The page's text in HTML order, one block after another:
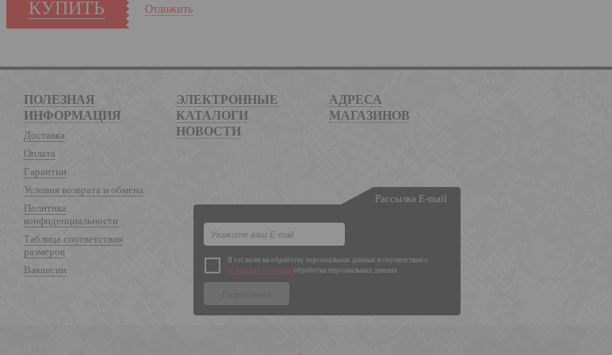
КУПИТЬ Отложить
ПОЛЕЗНАЯ
ИНФОРМАЦИЯ
Доставка
Оплата
Гарантии
Условия возврата и обмена
Политика
конфиденциальности
Таблица соответствия
размеров
Вакансии
ЭЛЕКТРОННЫЕ
КАТАЛОГИ
АДРЕСА
МАГАЗИНОВ
НОВОСТИ
Рассылка E-mail
Я согласен на обработку персональных данных в соответствии с
условиями политики обработки персональных данных